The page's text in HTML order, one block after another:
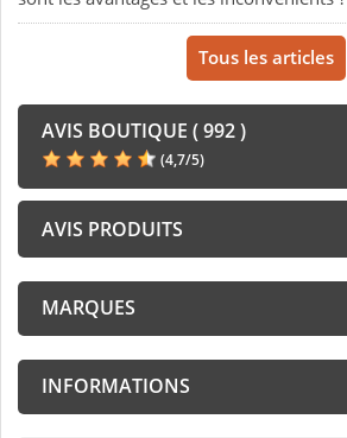
Tous les articles
AVIS BOUTIQUE ( 992 )
(4,7/5)
AVIS PRODUITS
MARQUES
INFORMATIONS